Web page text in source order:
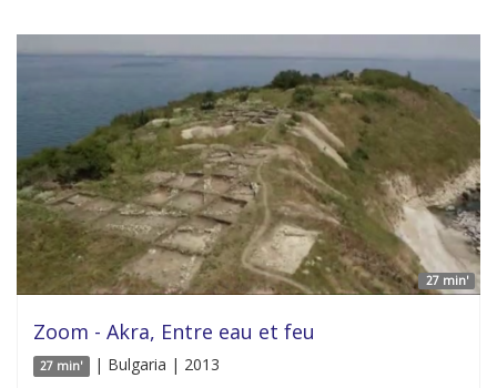
27 min'
Zoom - Akra, Entre eau et feu
27 min' | Bulgaria | 2013